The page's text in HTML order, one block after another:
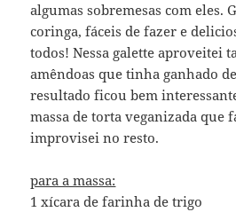
algumas sobremesas com eles.
coringa, fáceis de fazer e
todos! Nessa galette aproveitei
amêndoas que tinha ganhado
resultado ficou bem
massa de torta veganizada que
improvisei no resto.
para a massa:
1 xícara de farinha de trigo